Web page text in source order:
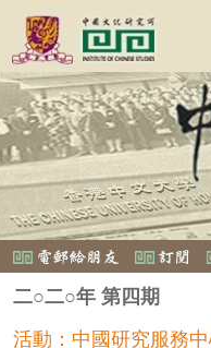
二○二○年 第四期
活動：中國研究服務